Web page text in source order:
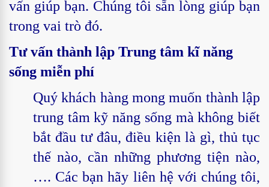
vấn giúp bạn. Chúng tôi sẵn lòng giúp bạn
trong vai trò đó.
Tư vấn thành lập Trung tâm kĩ năng
sống miễn phí
Quý khách hàng mong muốn thành lập
trung tâm kỹ năng sống mà không biết
bắt đầu tư đâu, điều kiện là gì, thủ tục
thế nào, cần những phương tiện nào,
…. Các bạn hãy liên hệ với chúng tôi,